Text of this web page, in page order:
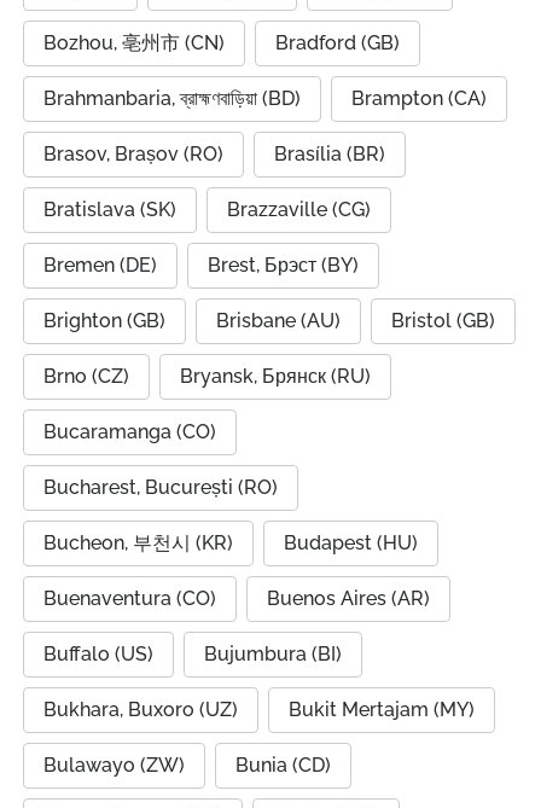
Bozhou, 亳州市 (CN) Bradford (GB)
Brahmanbaria, ব্রাহ্মণবাড়িয়া (BD) Brampton (CA)
Brasov, Brașov (RO) Brasília (BR)
Bratislava (SK) Brazzaville (CG)
Bremen (DE) Brest, Брэст (BY)
Brighton (GB) Brisbane (AU) Bristol (GB)
Brno (CZ) Bryansk, Брянск (RU)
Bucaramanga (CO)
Bucharest, București (RO)
Bucheon, 부천시 (KR) Budapest (HU)
Buenaventura (CO) Buenos Aires (AR)
Buffalo (US) Bujumbura (BI)
Bukhara, Buxoro (UZ) Bukit Mertajam (MY)
Bulawayo (ZW) Bunia (CD)